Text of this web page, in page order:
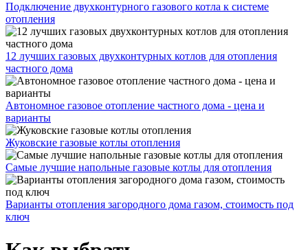
Подключение двухконтурного газового котла к системе
отопления
12 лучших газовых двухконтурных котлов для отопления
частного дома
Автономное газовое отопление частного дома - цена и
варианты
Жуковские газовые котлы отопления
Самые лучшие напольные газовые котлы для отопления
Варианты отопления загородного дома газом, стоимость под
ключ